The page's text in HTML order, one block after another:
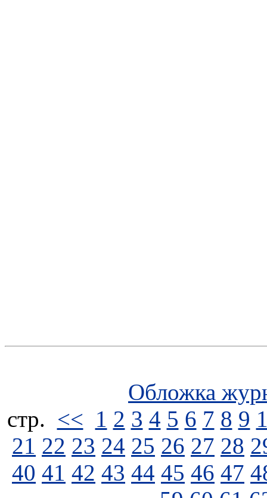
Обложка
стp. << 1 2 3 4 5 6 7 8 9
21 22 23 24 25 26 27 28
40 41 42 43 44 45 46 47